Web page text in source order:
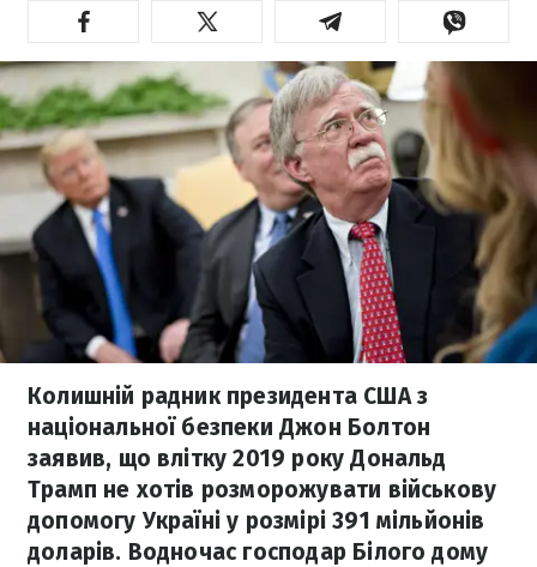
Колишній радник президента США з
національної безпеки Джон Болтон
заявив, що влітку 2019 року Дональд
Трамп не хотів розморожувати військову
допомогу Україні у розмірі 391 мільйонів
доларів. Водночас господар Білого дому